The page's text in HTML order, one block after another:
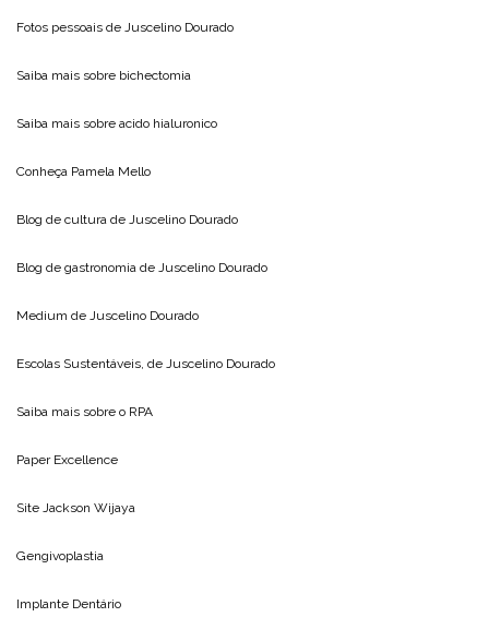
Fotos pessoais de Juscelino Dourado
Saiba mais sobre bichectomia
Saiba mais sobre acido hialuronico
Conheça Pamela Mello
Blog de cultura de Juscelino Dourado
Blog de gastronomia de Juscelino Dourado
Medium de Juscelino Dourado
Escolas Sustentáveis, de Juscelino Dourado
Saiba mais sobre o RPA
Paper Excellence
Site Jackson Wijaya
Gengivoplastia
Implante Dentário